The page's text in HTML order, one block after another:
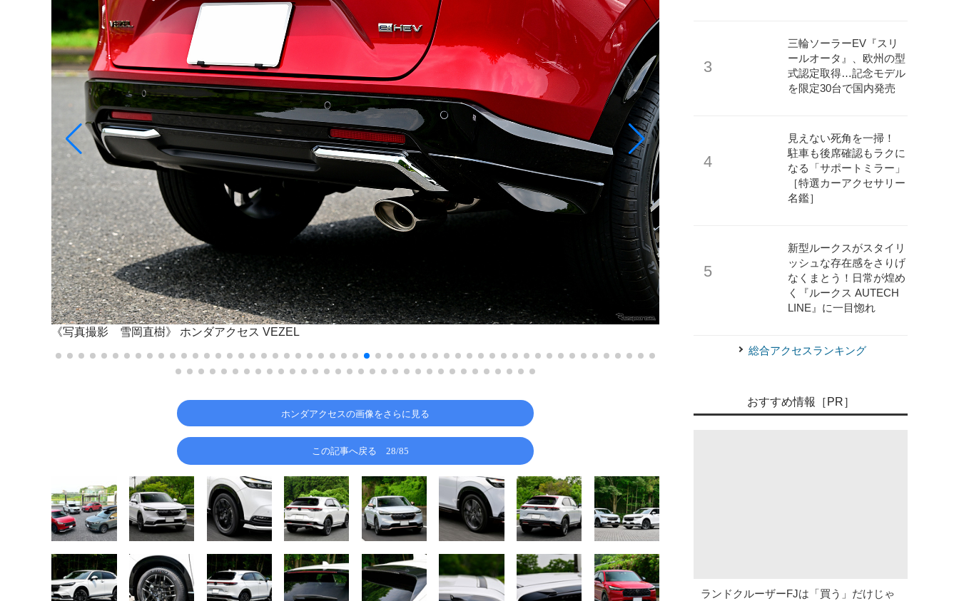
《写真撮影 雪岡直樹》 ホンダアクセス VEZEL
ホンダアクセスの画像をさらに見る
この記事へ戻る 28/85
三輪ソーラーEV『スリ
ールオータ』、欧州の型
式認定取得…記念モデル
を限定30台で国内発売
見えない死角を一掃！
駐車も後席確認もラクに
なる「サポートミラー」
［特選カーアクセサリー
名鑑］
新型ルークスがスタイリ
ッシュな存在感をさりげ
なくまとう！日常が煌め
く『ルークス AUTECH
LINE』に一目惚れ
総合アクセスランキング
おすすめ情報［PR］
ランドクルーザーFJは「買う」だけじゃ